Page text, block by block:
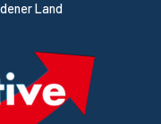
Land